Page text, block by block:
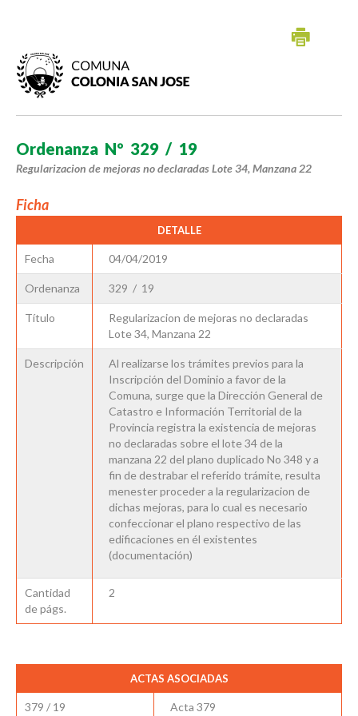
Ordenanza Nº 329 / 19
Regularizacion de mejoras no declaradas Lote 34, Manzana 22
Ficha
DETALLE
Fecha 04/04/2019
Ordenanza 329 / 19
Título
Regularizacion de mejoras no declaradas
Lote 34, Manzana 22
Descripción
Al realizarse los trámites previos para la
Inscripción del Dominio a favor de la
Comuna, surge que la Dirección General de
Catastro e Información Territorial de la
Provincia registra la existencia de mejoras
no declaradas sobre el lote 34 de la
manzana 22 del plano duplicado No 348 y a
fin de destrabar el referido trámite, resulta
menester proceder a la regularizacion de
dichas mejoras, para lo cual es necesario
confeccionar el plano respectivo de las
edificaciones en él existentes
(documentación)
Cantidad
de págs.
2
ACTAS ASOCIADAS
379 / 19 Acta 379